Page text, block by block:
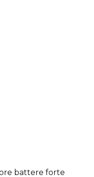
battere forte